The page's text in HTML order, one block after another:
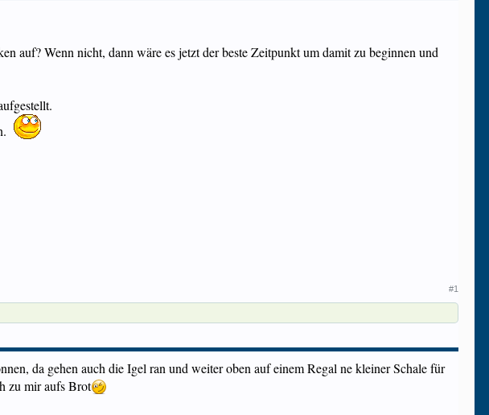
auf? Wenn nicht, dann wäre es jetzt der beste Zeitpunkt um damit zu beginnen und
#1
da gehen auch die Igel ran und weiter oben auf einem Regal ne kleiner Schale für
zu mir aufs Brot